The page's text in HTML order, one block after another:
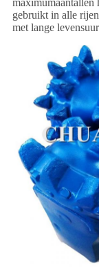
maximumaantallen
gebruikt in alle
met lange